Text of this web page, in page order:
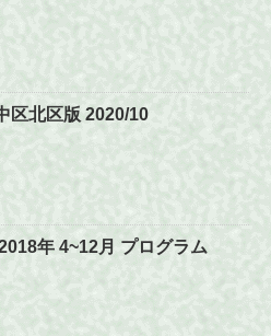
北区版 2020/10
年 4~12月 プログラム